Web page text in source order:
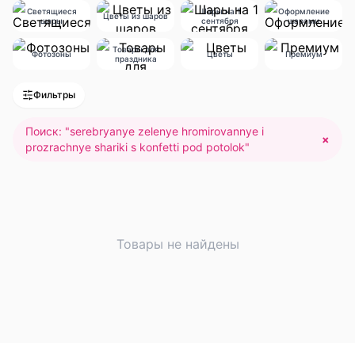
Светящиеся
шары
Цветы из шаров
Шары на 1
сентября
Оформление
шарами
Фотозоны
Товары для
праздника
Цветы Премиум
Фильтры
Поиск: "serebryanye zelenye hromirovannye i
prozrachnye shariki s konfetti pod potolok"
×
Товары не найдены